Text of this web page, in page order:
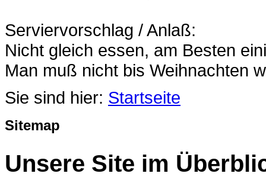
Serviervorschlag / Anlaß:
Nicht gleich essen, am Besten
Man muß nicht bis Weihnachten
Sie sind hier: Startseite
Sitemap
Unsere Site im